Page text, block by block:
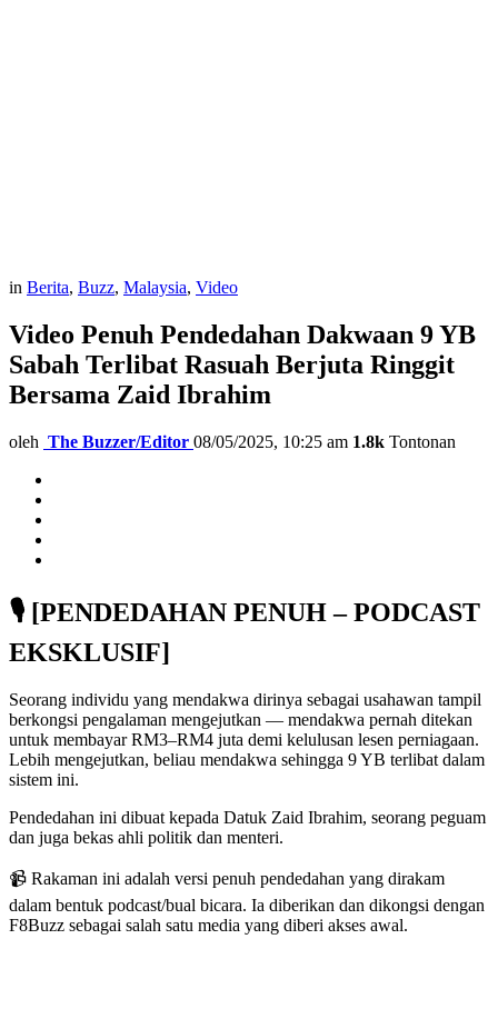
in Berita, Buzz, Malaysia, Video
Video Penuh Pendedahan Dakwaan 9 YB
Sabah Terlibat Rasuah Berjuta Ringgit
Bersama Zaid Ibrahim
oleh The Buzzer/Editor 08/05/2025, 10:25 am 1.8k Tontonan
🎙️ [PENDEDAHAN PENUH – PODCAST
EKSKLUSIF]
Seorang individu yang mendakwa dirinya sebagai usahawan tampil
berkongsi pengalaman mengejutkan — mendakwa pernah ditekan
untuk membayar RM3–RM4 juta demi kelulusan lesen perniagaan.
Lebih mengejutkan, beliau mendakwa sehingga 9 YB terlibat dalam
sistem ini.
Pendedahan ini dibuat kepada Datuk Zaid Ibrahim, seorang peguam
dan juga bekas ahli politik dan menteri.
📹 Rakaman ini adalah versi penuh pendedahan yang dirakam
dalam bentuk podcast/bual bicara. Ia diberikan dan dikongsi dengan
F8Buzz sebagai salah satu media yang diberi akses awal.